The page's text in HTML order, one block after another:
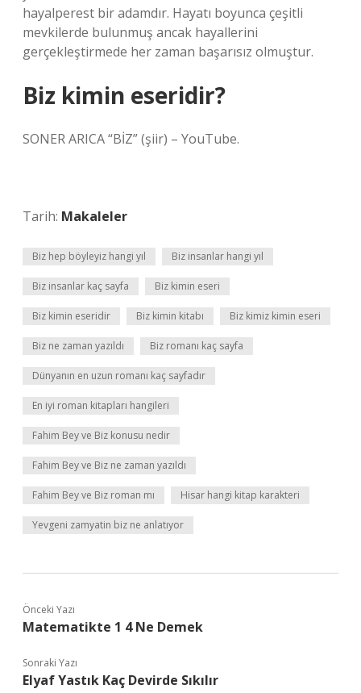
hayalperest bir adamdır. Hayatı boyunca çeşitli
mevkilerde bulunmuş ancak hayallerini
gerçekleştirmede her zaman başarısız olmuştur.
Biz kimin eseridir?
SONER ARICA “BİZ” (şiir) – YouTube.
Tarih: Makaleler
Biz hep böyleyiz hangi yıl Biz insanlar hangi yıl
Biz insanlar kaç sayfa Biz kimin eseri
Biz kimin eseridir Biz kimin kitabı Biz kimiz kimin eseri
Biz ne zaman yazıldı Biz romanı kaç sayfa
Dünyanın en uzun romanı kaç sayfadır
En iyi roman kitapları hangileri
Fahim Bey ve Biz konusu nedir
Fahim Bey ve Biz ne zaman yazıldı
Fahim Bey ve Biz roman mı Hisar hangi kitap karakteri
Yevgeni zamyatin biz ne anlatıyor
Önceki Yazı
Matematikte 1 4 Ne Demek
Sonraki Yazı
Elyaf Yastık Kaç Devirde Sıkılır